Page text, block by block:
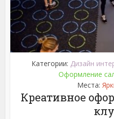
Категории: Дизайн
Оформление
Места:
Креативное